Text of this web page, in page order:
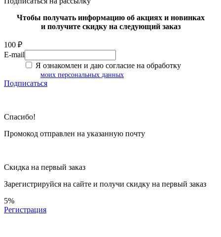
Чтобы получать информацию об акциях и новинках
и получите скидку на следующий заказ
100 ₽
E-mail
Я ознакомлен и даю согласие на обработку
моих персональных данных
Подписаться
Спасибо!
Промокод отправлен на указанную почту
Скидка на первый заказ
Зарегистрируйся на сайте и получи скидку на первый заказ
5%
Регистрация